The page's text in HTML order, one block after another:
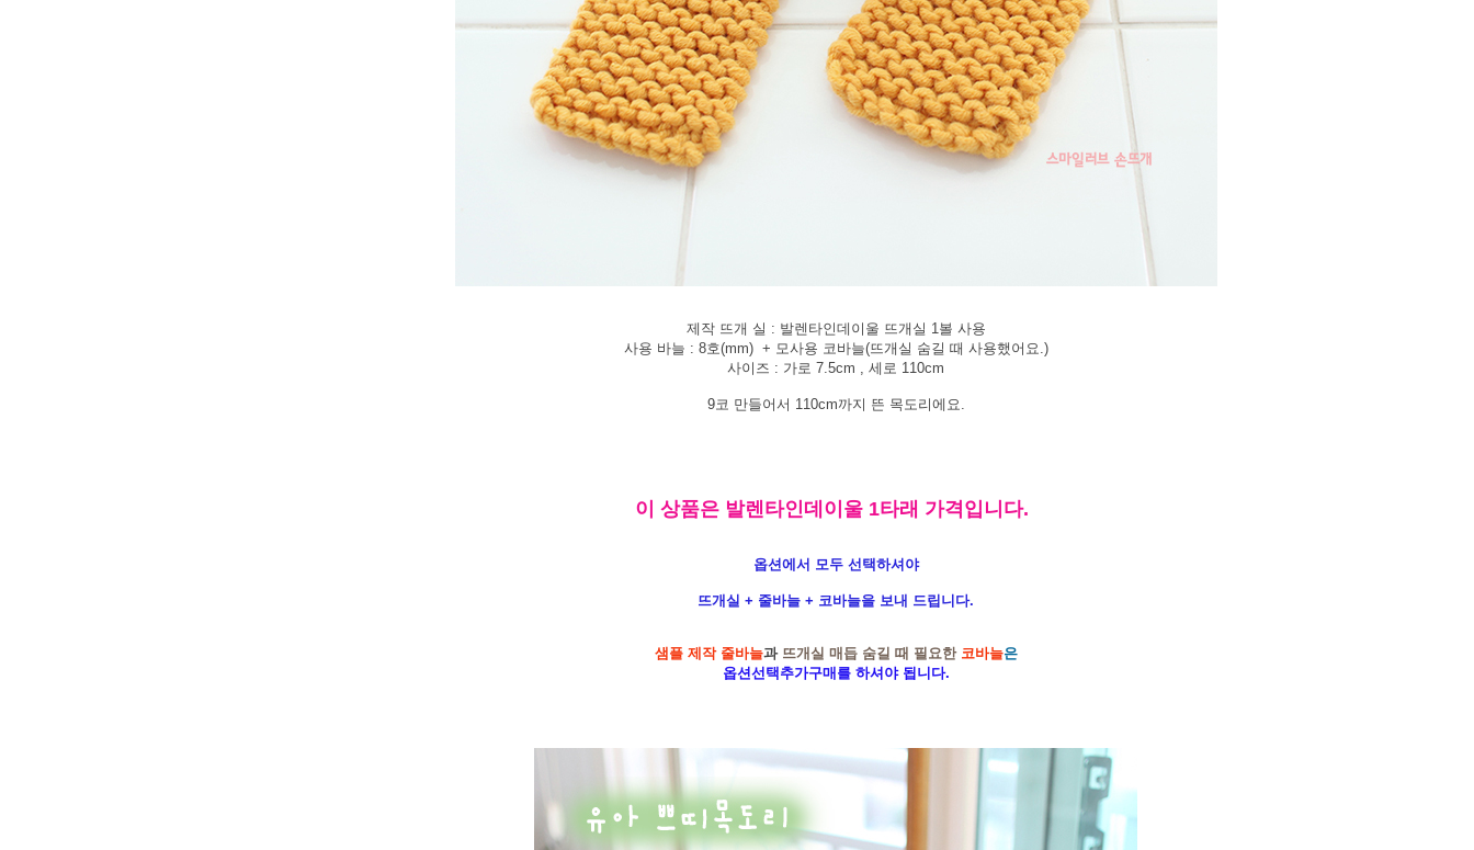
제작 뜨개 실 : 발렌타인데이울 뜨개실 1볼 사용
사용 바늘 : 8호(mm) + 모사용 코바늘(뜨개실 숨길 때 사용했어요.)
사이즈 : 가로 7.5cm , 세로 110cm
9코 만들어서 110cm까지 뜬 목도리에요.
이 상품은 발렌타인데이울 1타래 가격입니다.
옵션에서 모두 선택하셔야
뜨개실 + 줄바늘 + 코바늘을 보내 드립니다.
샘플 제작 줄바늘과 뜨개실 매듭 숨길 때 필요한 코바늘은
옵션선택추가구매를 하셔야 됩니다.